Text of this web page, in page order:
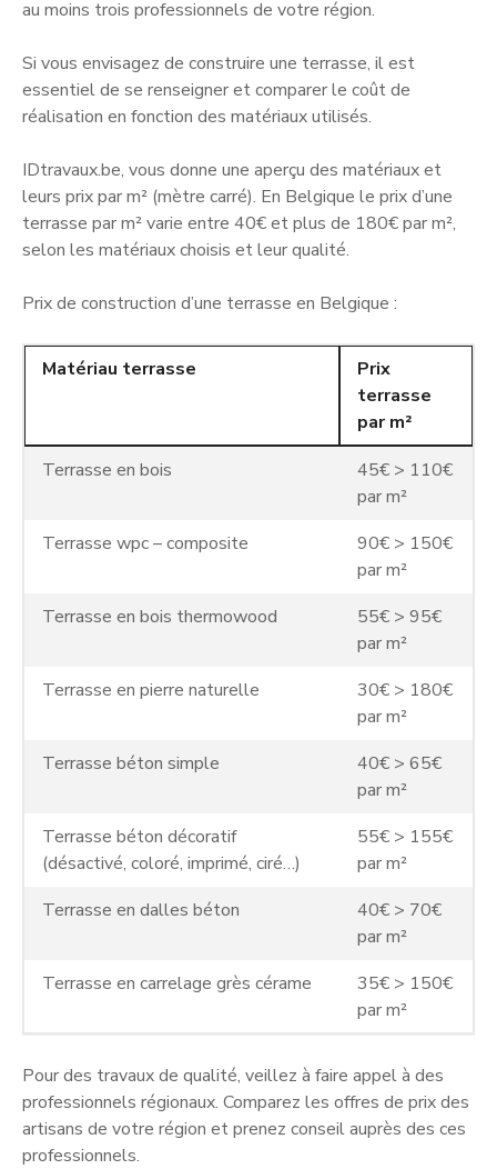
au moins trois professionnels de votre région.
Si vous envisagez de construire une terrasse, il est
essentiel de se renseigner et comparer le coût de
réalisation en fonction des matériaux utilisés.
IDtravaux.be, vous donne une aperçu des matériaux et
leurs prix par m² (mètre carré). En Belgique le prix d’une
terrasse par m² varie entre 40€ et plus de 180€ par m²,
selon les matériaux choisis et leur qualité.
Prix de construction d’une terrasse en Belgique :
Matériau terrasse
Prix
terrasse
par m²
Terrasse en bois
45€ > 110€
par m²
Terrasse wpc – composite
90€ > 150€
par m²
Terrasse en bois thermowood
55€ > 95€
par m²
Terrasse en pierre naturelle
30€ > 180€
par m²
Terrasse béton simple
40€ > 65€
par m²
Terrasse béton décoratif
(désactivé, coloré, imprimé, ciré…)
55€ > 155€
par m²
Terrasse en dalles béton
40€ > 70€
par m²
Terrasse en carrelage grès cérame
35€ > 150€
par m²
Pour des travaux de qualité, veillez à faire appel à des
professionnels régionaux. Comparez les offres de prix des
artisans de votre région et prenez conseil auprès des ces
professionnels.